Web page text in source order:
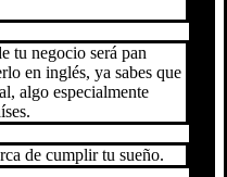
tu negocio será pan
en inglés, ya sabes que
algo especialmente
de cumplir tu sueño.